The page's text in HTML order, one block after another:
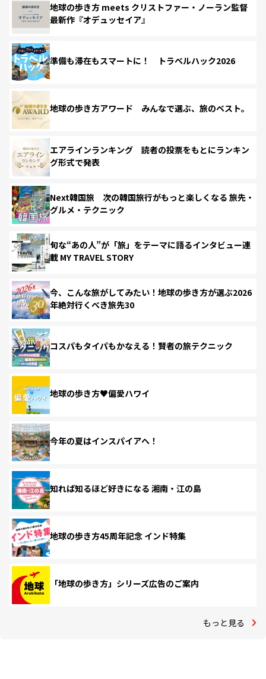
地球の歩き方 meets クリストファー・ノーラン監督
最新作『オデュッセイア』
準備も滞在もスマートに！ トラベルハック2026
地球の歩き方アワード みんなで選ぶ、旅のベスト。
エアラインランキング 読者の投票をもとにランキン
グ形式で発表
Next韓国旅 次の韓国旅行がもっと楽しくなる 旅先・
グルメ・テクニック
旬な“あの人”が「旅」をテーマに語るインタビュー連
載 MY TRAVEL STORY
今、こんな旅がしてみたい！地球の歩き方が選ぶ2026
年絶対行くべき旅先30
コスパもタイパもかなえる！賢者の旅テクニック
地球の歩き方♥偏愛ハワイ
今年の夏はインスパイアへ！
知れば知るほど好きになる 湘南・江の島
地球の歩き方45周年記念 インド特集
「地球の歩き方」シリーズ広告のご案内
もっと見る